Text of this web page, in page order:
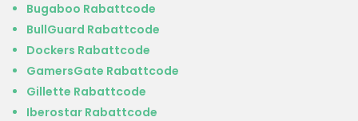
Bugaboo Rabattcode
BullGuard Rabattcode
Dockers Rabattcode
GamersGate Rabattcode
Gillette Rabattcode
Iberostar Rabattcode